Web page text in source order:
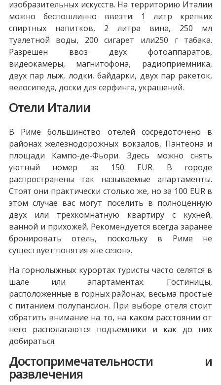
изобразительных искусств. На территорию Италии
можно беспошлинно ввезти: 1 литр крепких
спиртных напитков, 2 литра вина, 250 мл
туалетной воды, 200 сигарет или250 г табака.
Разрешен ввоз двух фотоаппаратов,
видеокамеры, магнитофона, радиоприемника,
двух пар лыж, лодки, байдарки, двух пар ракеток,
велосипеда, доски для серфинга, украшений.
Отели Италии
В Риме большинство отелей сосредоточено в
районах железнодорожных вокзалов, Пантеона и
площади Кампо-де-Фьори. Здесь можно снять
уютный номер за 150 EUR. В городе
распространены так называемые апартаменты.
Стоят они практически столько же, но за 100 EUR в
этом случае вас могут поселить в полноценную
двух или трехкомнатную квартиру с кухней,
ванной и прихожей. Рекомендуется всегда заранее
бронировать отель, поскольку в Риме не
существует понятия «не сезон».
На горнолыжных курортах туристы часто селятся в
шале или апартаментах. Гостиницы,
расположенные в горных районах, весьма простые
с питанием полупансион. При выборе отеля стоит
обратить внимание на то, на каком расстоянии от
него располагаются подъемники и как до них
добираться.
Достопримечательности и
развлечения